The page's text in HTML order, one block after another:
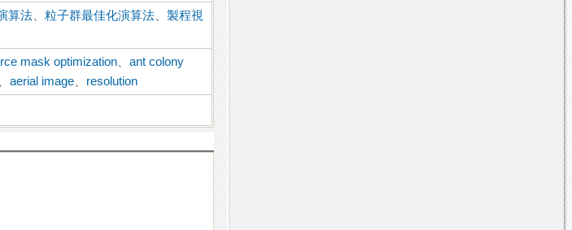
算法 、粒子群最佳化演算法 、製程視
mask optimization 、ant colony
、aerial image
resolution